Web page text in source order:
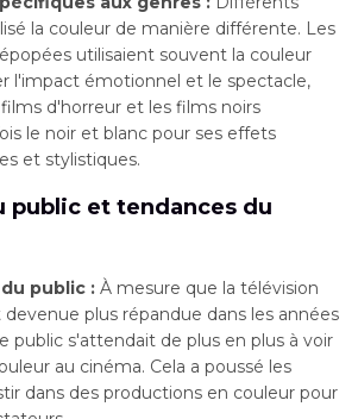
la couleur de manière différente. Les
utilisaient souvent la couleur
l'impact émotionnel et le spectacle,
d'horreur et les films noirs
le noir et blanc pour ses effets
et stylistiques.
public et tendances du
public : À mesure que la télévision
plus répandue dans les années
public s'attendait de plus en plus à voir
au cinéma. Cela a poussé les
dans des productions en couleur pour